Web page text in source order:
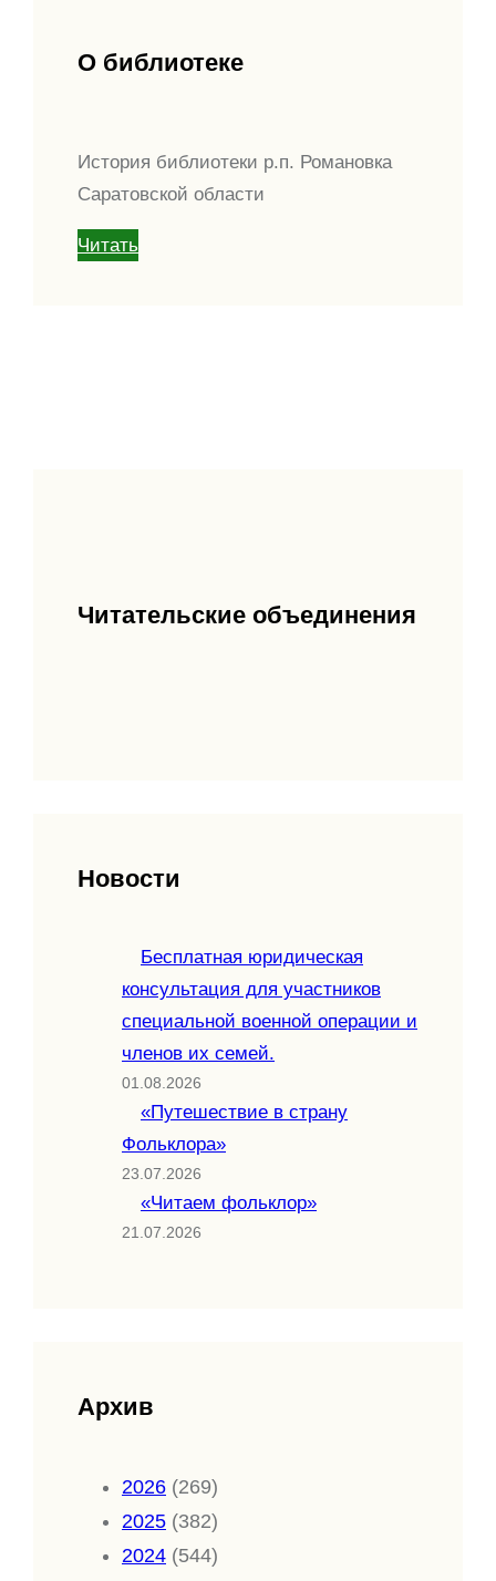
О библиотеке
История библиотеки р.п. Романовка
Саратовской области
Читать
Читательские объединения
Новости
Бесплатная юридическая
консультация для участников
специальной военной операции и
членов их семей.
01.08.2026
«Путешествие в страну
Фольклора»
23.07.2026
«Читаем фольклор»
21.07.2026
Архив
2026 (269)
2025 (382)
2024 (544)